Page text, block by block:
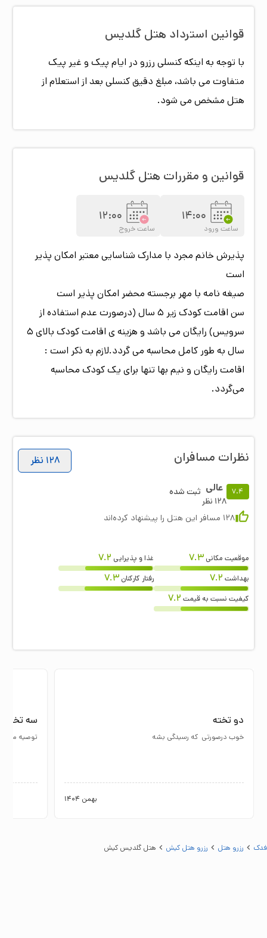
قوانین استرداد هتلگلدیس
با توجه به اینکه کنسلی رزرو در ایام پیک و غیر پیک
متفاوت می باشد، مبلغ دقیق کنسلی بعد از استعلام از
هتل مشخص می شود.
قوانین و مقررات هتلگلدیس
ساعت ورود
14:00
ساعت خروج
12:00
پذیرش خانم مجرد با مدارک شناسایی معتبر امکان پذیر
است
صیغه نامه با مهر برجسته محضر امکان پذیر است
سن اقامت کودک زیر 5 سال (درصورت عدم استفاده از
سرویس) رایگان می باشد و هزینه ی اقامت کودک بالای 5
سال به طور کامل محاسبه می گردد.لازم به ذکر است :
اقامت رایگان و نیم بها تنها برای یک کودک محاسبه
می‌گردد.
نظرات مسافران 128 نظر
7.4 عالی
128 نظر
ثبت شده
128 مسافر این هتل را پیشنهاد کرده‌اند
موقعیت مکانی 7.3 غذا و پذیرایی 7.2
بهداشت 7.2 رفتار کارکنان 7.3
کیفیت نسبت به قیمت 7.2
دو تخته
خوب درصورتی ‌ که رسیدگی بشه
بهمن 1404
سه تخته
توصیه
فدک رزرو هتل رزرو هتل کيش هتل گلدیس کيش